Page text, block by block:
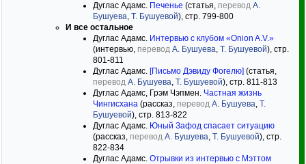
Дуглас Адамс. Печенье (статья, перевод А.
Бушуева, Т. Бушуевой), стр. 799-800
И все остальное
Дуглас Адамс. Интервью с клубом «Onion A.V.»
(интервью, перевод А. Бушуева, Т. Бушуевой), стр.
801-811
Дуглас Адамс. [Письмо Дэвиду Фогелю] (статья,
перевод А. Бушуева, Т. Бушуевой), стр. 811-813
Дуглас Адамс, Грэм Чэпмен. Частная жизнь
Чингисхана (рассказ, перевод А. Бушуева, Т.
Бушуевой), стр. 813-822
Дуглас Адамс. Юный Зафод спасает ситуацию
(рассказ, перевод А. Бушуева, Т. Бушуевой), стр.
822-834
Дуглас Адамс. Отрывки из интервью с Мэттом